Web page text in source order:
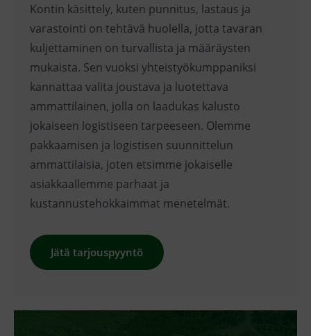
Kontin käsittely, kuten punnitus, lastaus ja
varastointi on tehtävä huolella, jotta tavaran
kuljettaminen on turvallista ja määräysten
mukaista. Sen vuoksi yhteistyökumppaniksi
kannattaa valita joustava ja luotettava
ammattilainen, jolla on laadukas kalusto
jokaiseen logistiseen tarpeeseen. Olemme
pakkaamisen ja logistisen suunnittelun
ammattilaisia, joten etsimme jokaiselle
asiakkaallemme parhaat ja
kustannustehokkaimmat menetelmät.
Jätä tarjouspyyntö